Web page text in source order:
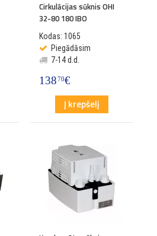
Cirkulācijas sūknis OHI
32-80 180 IBO
Kodas: 1065
Piegādāsim
7-14 d.d.
13870€
Į krepšelį